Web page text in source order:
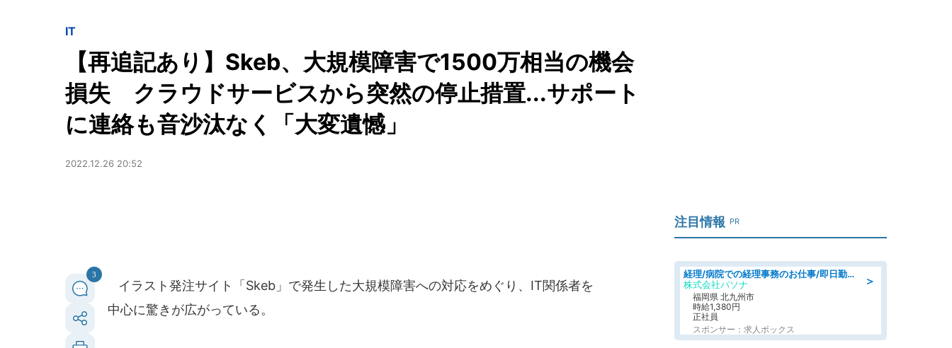
IT
【再追記あり】Skeb、大規模障害で1500万相当の機会
損失 クラウドサービスから突然の停止措置...サポート
に連絡も音沙汰なく「大変遺憾」
2022.12.26 20:52
3
イラスト発注サイト「Skeb」で発生した大規模障害への対応をめぐり、IT関係者を
中心に驚きが広がっている。
注目情報 PR
＞
経理/病院での経理事務のお仕事/即日勤務可/車通勤可/経理/一般事務
株式会社パソナ
福岡県 北九州市
時給1,380円
正社員
スポンサー：求人ボックス